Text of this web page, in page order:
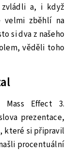
a, i když
velmi zběhlí na
si dva z našeho
věděli toho
Mass Effect 3.
prezentace,
které si připravil
procentuální